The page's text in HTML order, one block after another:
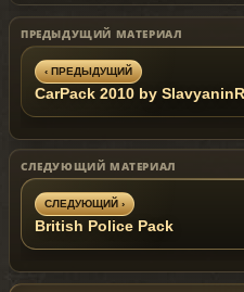
REBLA -
ScionTC
SENTINEL
VIRGO -
ПРЕДЫДУЩИЙ МАТЕРИАЛ
‹ ПРЕДЫДУЩИЙ
CarPack 2010 by
СЛЕДУЮЩИЙ МАТЕРИАЛ
СЛЕДУЮЩИЙ ›
British Police Pack